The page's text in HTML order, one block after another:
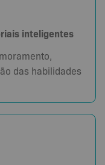
inteligentes
das habilidades